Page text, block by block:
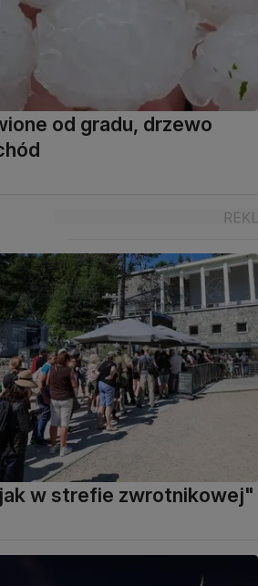
od gradu, drzewo
w strefie zwrotnikowej"